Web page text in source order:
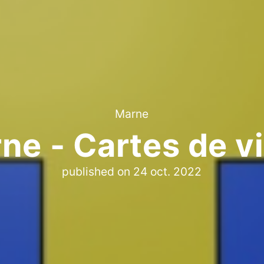
Marne
- Cartes de
published on 24 oct. 2022